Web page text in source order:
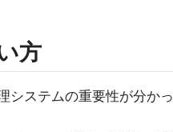
方
システムの重要性が分か